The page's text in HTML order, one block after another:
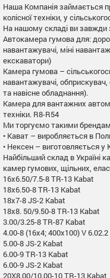
Наша Компанія займається
колісної техніки, у
На нашому складі ви
Автокамера гумова для:
навантажувачі, міні
екскаватори)
Камера гумова –
навантажувачі, обприскувач,
та навісне обладнання).
Камера для вантажних
техніки. R8-R54
Ми торгуємо такими
• Кават – виробляється в
• Нексен – виготовляється у
Найбільший склад в Україні
камер гумових, щільних,
16x6.50/7.5-8 TR-13 Kabat
18x6.50-8 TR-13 Kabat
18x7-8 JS-2 Kabat
18x8. 50/9.50-8 TR-13 Kabat
3.00/3.25-8 TR-87 Kabat
4.00-8 (16x4; 400x100) V
5.00-8 JS-2 Kabat
6.00-9 TR-13 Kabat
6.00-9 JS-2 Kabat
20X8.00/10.00-10 TR-13 Kabat